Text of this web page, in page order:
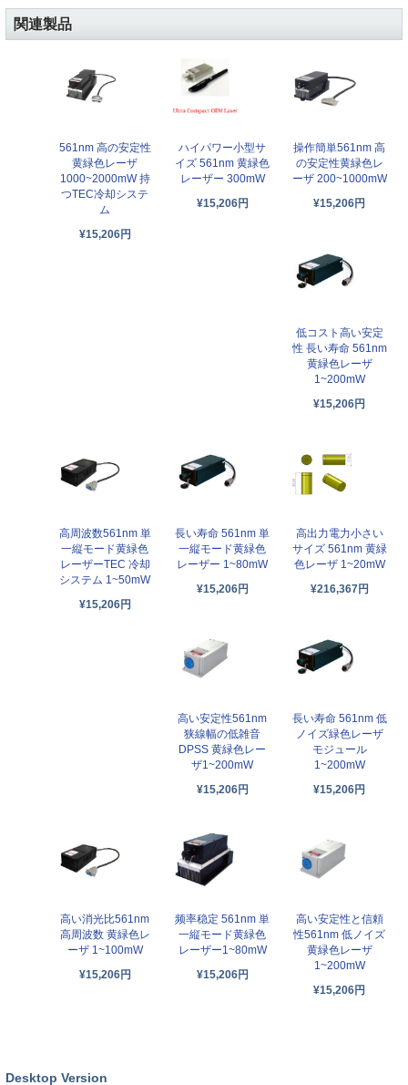
関連製品
561nm 高の安定性
黄緑色レーザ
1000~2000mW 持
つTEC冷却システ
ム
¥15,206円
ハイパワー小型サ
イズ 561nm 黄緑色
レーザー 300mW
¥15,206円
操作簡単561nm 高
の安定性黄緑色レ
ーザ 200~1000mW
¥15,206円
低コスト高い安定
性 長い寿命 561nm
黄緑色レーザ
1~200mW
¥15,206円
高周波数561nm 単
一縦モード黄緑色
レーザーTEC 冷却
システム 1~50mW
¥15,206円
長い寿命 561nm 単
一縦モード黄緑色
レーザー 1~80mW
¥15,206円
高出力電力小さい
サイズ 561nm 黄緑
色レーザ 1~20mW
¥216,367円
高い安定性561nm
狭線幅の低雑音
DPSS 黄緑色レー
ザ1~200mW
¥15,206円
長い寿命 561nm 低
ノイズ緑色レーザ
モジュール
1~200mW
¥15,206円
高い消光比561nm
高周波数 黄緑色レ
ーザ 1~100mW
¥15,206円
频率稳定 561nm 単
一縦モード黄緑色
レーザー1~80mW
¥15,206円
高い安定性と信頼
性561nm 低ノイズ
黄緑色レーザ
1~200mW
¥15,206円
Desktop Version